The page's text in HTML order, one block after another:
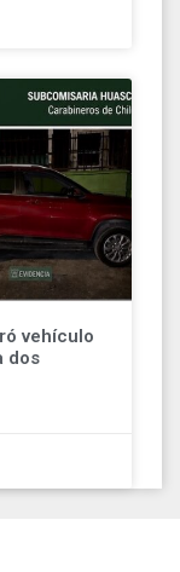
vehículo
dos